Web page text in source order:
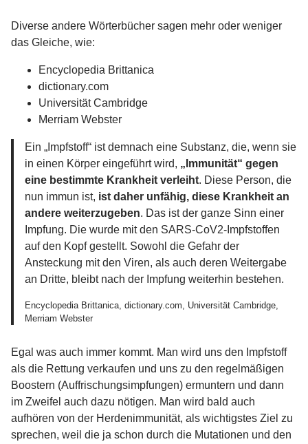
Diverse andere Wörterbücher sagen mehr oder weniger
das Gleiche, wie:
Encyclopedia Brittanica
dictionary.com
Universität Cambridge
Merriam Webster
Ein „Impfstoff“ ist demnach eine Substanz, die, wenn sie
in einen Körper eingeführt wird, „Immunität“ gegen
eine bestimmte Krankheit verleiht. Diese Person, die
nun immun ist, ist daher unfähig, diese Krankheit an
andere weiterzugeben. Das ist der ganze Sinn einer
Impfung. Die wurde mit den SARS-CoV2-Impfstoffen
auf den Kopf gestellt. Sowohl die Gefahr der
Ansteckung mit den Viren, als auch deren Weitergabe
an Dritte, bleibt nach der Impfung weiterhin bestehen.
Encyclopedia Brittanica, dictionary.com, Universität Cambridge,
Merriam Webster
Egal was auch immer kommt. Man wird uns den Impfstoff
als die Rettung verkaufen und uns zu den regelmäßigen
Boostern (Auffrischungsimpfungen) ermuntern und dann
im Zweifel auch dazu nötigen. Man wird bald auch
aufhören von der Herdenimmunität, als wichtigstes Ziel zu
sprechen, weil die ja schon durch die Mutationen und den